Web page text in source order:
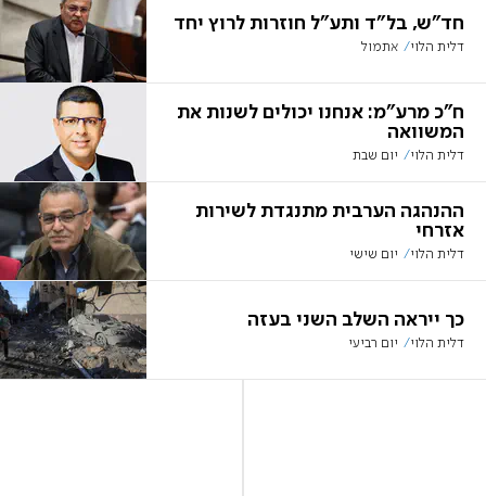
חד"ש, בל"ד ותע"ל חוזרות לרוץ יחד
דלית הלוי אתמול
ח"כ מרע"מ: אנחנו יכולים לשנות את
המשוואה
דלית הלוי יום שבת
ההנהגה הערבית מתנגדת לשירות
אזרחי
דלית הלוי יום שישי
כך ייראה השלב השני בעזה
דלית הלוי יום רביעי